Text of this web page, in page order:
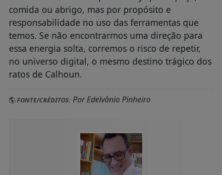
comida ou abrigo, mas por propósito e
responsabilidade no uso das ferramentas que
temos. Se não encontrarmos uma direção para
essa energia solta, corremos o risco de repetir,
no universo digital, o mesmo destino trágico dos
ratos de Calhoun.
FONTE/CRÉDITOS:Por Edelvânio Pinheiro